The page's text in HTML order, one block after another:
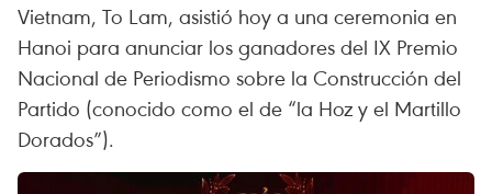
Vietnam, To Lam, asistió hoy a una ceremonia en
Hanoi para anunciar los ganadores del IX Premio
Nacional de Periodismo sobre la Construcción del
Partido (conocido como el de “la Hoz y el Martillo
Dorados”).